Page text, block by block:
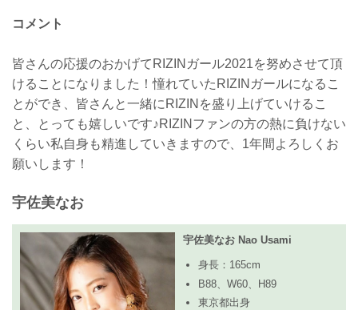
コメント
皆さんの応援のおかげてRIZINガール2021を努めさせて頂
けることになりました！憧れていたRIZINガールになるこ
とができ、皆さんと一緒にRIZINを盛り上げていけるこ
と、とっても嬉しいです♪RIZINファンの方の熱に負けない
くらい私自身も精進していきますので、1年間よろしくお
願いします！
宇佐美なお
宇佐美なお Nao Usami
身長：165cm
B88、W60、H89
東京都出身